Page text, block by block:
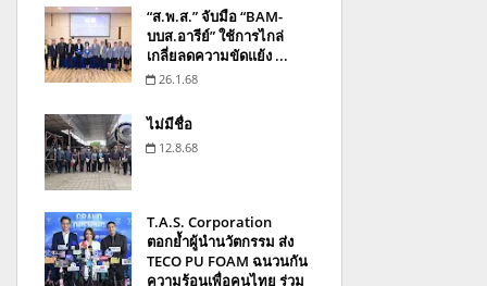
“ส.พ.ส.” จับมือ “BAM-
บบส.อารีย์” ใช้การไกล่
เกลี่ยลดความขัดแย้ง ...
26.1.68
ไม่มีชื่อ
12.8.68
T.A.S. Corporation
ตอกย้ำผู้นำนวัตกรรม ส่ง
TECO PU FOAM ฉนวนกัน
ความร้อนเพื่อคนไทย ร่วม